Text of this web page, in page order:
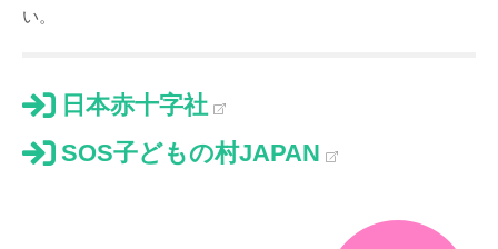
い。
日本赤十字社
SOS子どもの村JAPAN